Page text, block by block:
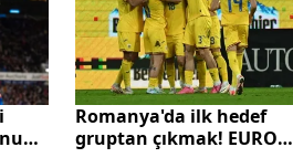
Romanya'da ilk hedef
gruptan çıkmak! EURO